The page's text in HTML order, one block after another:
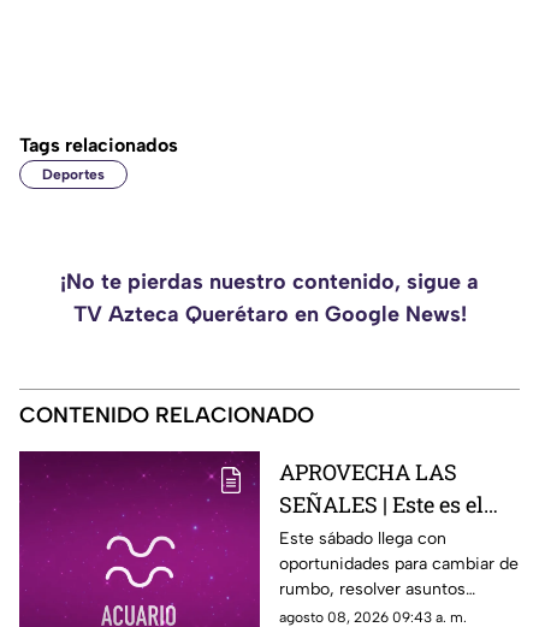
Tags relacionados
Deportes
¡No te pierdas nuestro contenido, sigue a
TV Azteca Querétaro en Google News!
CONTENIDO RELACIONADO
APROVECHA LAS
SEÑALES | Este es el
horóscopo de hoy
sábado 8 de agosto
Este sábado llega con
oportunidades para cambiar de
rumbo, resolver asuntos
pendientes y prestar atención
agosto 08, 2026 09:43 a. m.